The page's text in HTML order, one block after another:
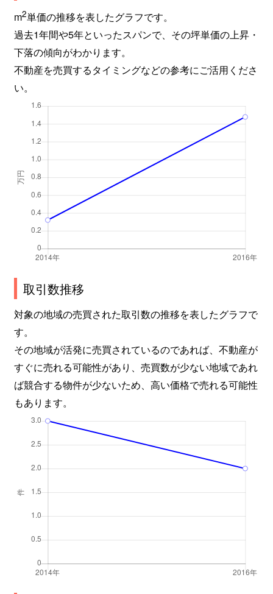
m2単価の推移を表したグラフです。
過去1年間や5年といったスパンで、その坪単価の上昇・
下落の傾向がわかります。
不動産を売買するタイミングなどの参考にご活用くださ
い。
取引数推移
対象の地域の売買された取引数の推移を表したグラフで
す。
その地域が活発に売買されているのであれば、不動産が
すぐに売れる可能性があり、売買数が少ない地域であれ
ば競合する物件が少ないため、高い価格で売れる可能性
もあります。